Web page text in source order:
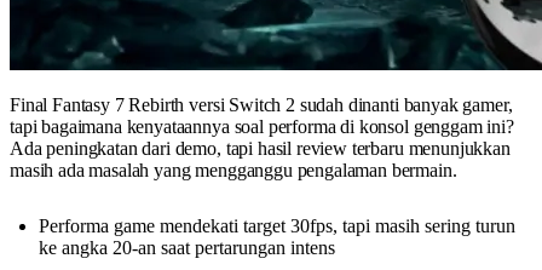
Final Fantasy 7 Rebirth versi Switch 2 sudah dinanti banyak gamer,
tapi bagaimana kenyataannya soal performa di konsol genggam ini?
Ada peningkatan dari demo, tapi hasil review terbaru menunjukkan
masih ada masalah yang mengganggu pengalaman bermain.
Performa game mendekati target 30fps, tapi masih sering turun
ke angka 20-an saat pertarungan intens